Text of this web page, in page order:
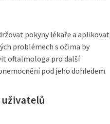
pokyny lékaře a aplikovat
problémech s očima by
oftalmologa pro další
pod jeho dohledem.
uživatelů